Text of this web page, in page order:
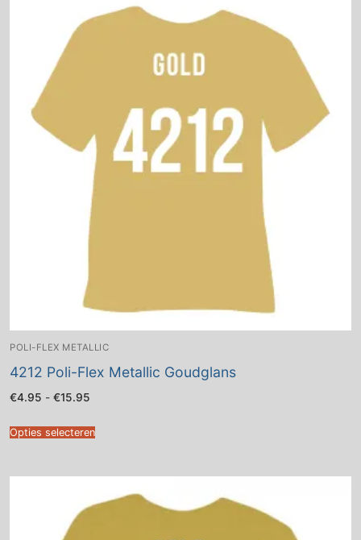
POLI-FLEX METALLIC
4212 Poli-Flex Metallic Goudglans
€4.95 - €15.95
€15.95
Opties selecteren